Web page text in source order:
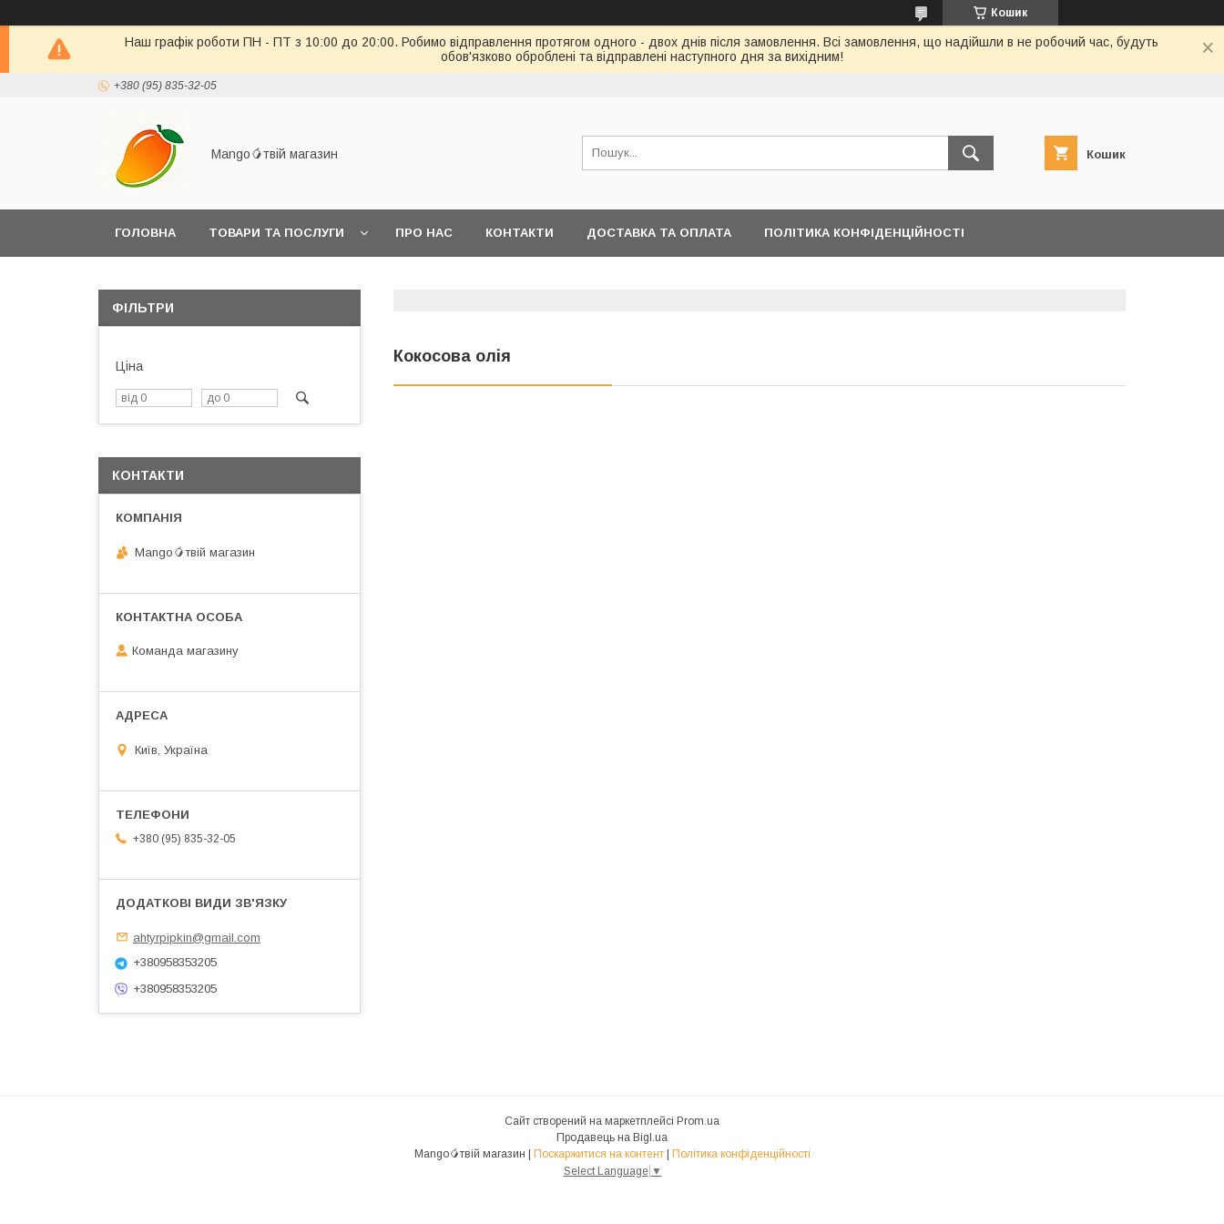
Кошик
Наш графік роботи ПН - ПТ з 10:00 до 20:00. Робимо відправлення протягом одного - двох днів після замовлення. Всі замовлення, що надійшли в не робочий час, будуть
обов'язково оброблені та відправлені наступного дня за вихідним!
+380 (95) 835-32-05
Mango🥭твій магазин Кошик
ГОЛОВНА ТОВАРИ ТА ПОСЛУГИ ПРО НАС КОНТАКТИ ДОСТАВКА ТА ОПЛАТА ПОЛІТИКА КОНФІДЕНЦІЙНОСТІ
Кокосова олія
ФІЛЬТРИ
Ціна
КОНТАКТИ
Mango🥭твій магазин
Команда магазину
Київ, Україна
+380 (95) 835-32-05
ahtyrpipkin@gmail.com
+380958353205
+380958353205
Сайт створений на маркетплейсі Prom.ua
Продавець на Bigl.ua
Поскаржитися на контент
Політика конфіденційності
Select Language ▼